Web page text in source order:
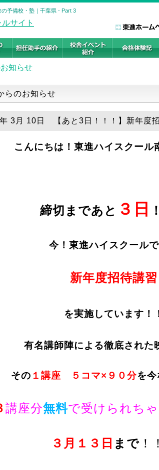
予備校・塾｜千葉県 - Part 3
知らせ
らのお知らせ
3月 10日 【あと3日！！！】新年度招
こんにちは！東進ハイスクール
締切まであと ３日
今！東進ハイスクールで
新年度招待講習
を実施しています！
有名講師陣による徹底された
その １講座 ５コマ×９０分を今
講座分無料で受けられちゃ
３月１３日 まで！